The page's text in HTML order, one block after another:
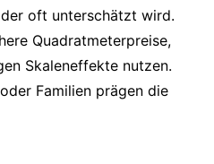
oft unterschätzt wird.
Quadratmeterpreise,
Skaleneffekte nutzen.
Familien prägen die